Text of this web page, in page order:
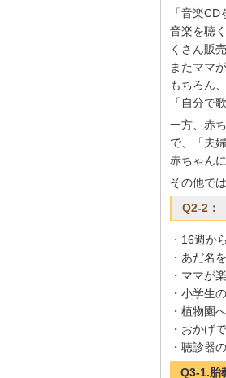
「音楽
音楽を聴
くさん販
またママ
もちろん
「自分で
一方、赤
で、「夫
赤ちゃん
その他で
Q2-2：
・16週か
・あだ名
・ママが
・小学生
・植物園
・おかげ
・聴診器
Q3-1.胎